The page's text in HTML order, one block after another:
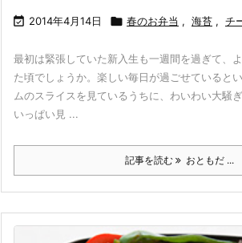
 2014年4月14日  春のお弁当 , 海苔 , チ
最初は緊張していた新入生も一週間を過ぎて、
た頃でしょうか。楽しい毎日が過ごせていると
ムのスライスを見ているうちに、わいわい大騒
いっぱい見 ...
記事を読む おともだ ...